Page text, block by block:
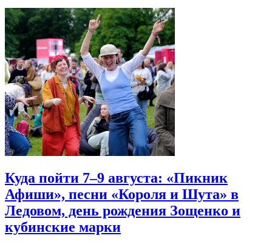
Куда пойти 7–9 августа: «Пикник
Афиши», песни «Короля и Шута» в
Ледовом, день рождения Зощенко и
кубинские марки